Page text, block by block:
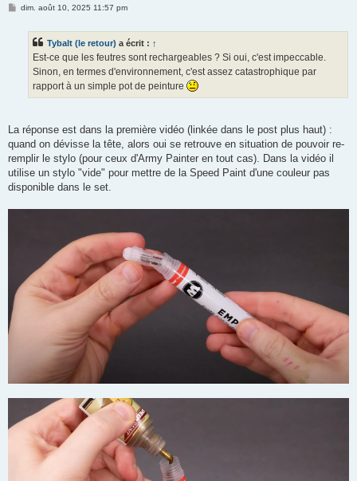
Mdim. août 10, 2025 11:57 pm
Tybalt (le retour) a écrit : ↑
Est-ce que les feutres sont rechargeables ? Si oui, c'est impeccable.
Sinon, en termes d'environnement, c'est assez catastrophique par
rapport à un simple pot de peinture
La réponse est dans la première vidéo (linkée dans le post plus haut) :
quand on dévisse la tête, alors oui se retrouve en situation de pouvoir re-
remplir le stylo (pour ceux d'Army Painter en tout cas). Dans la vidéo il
utilise un stylo "vide" pour mettre de la Speed Paint d'une couleur pas
disponible dans le set.